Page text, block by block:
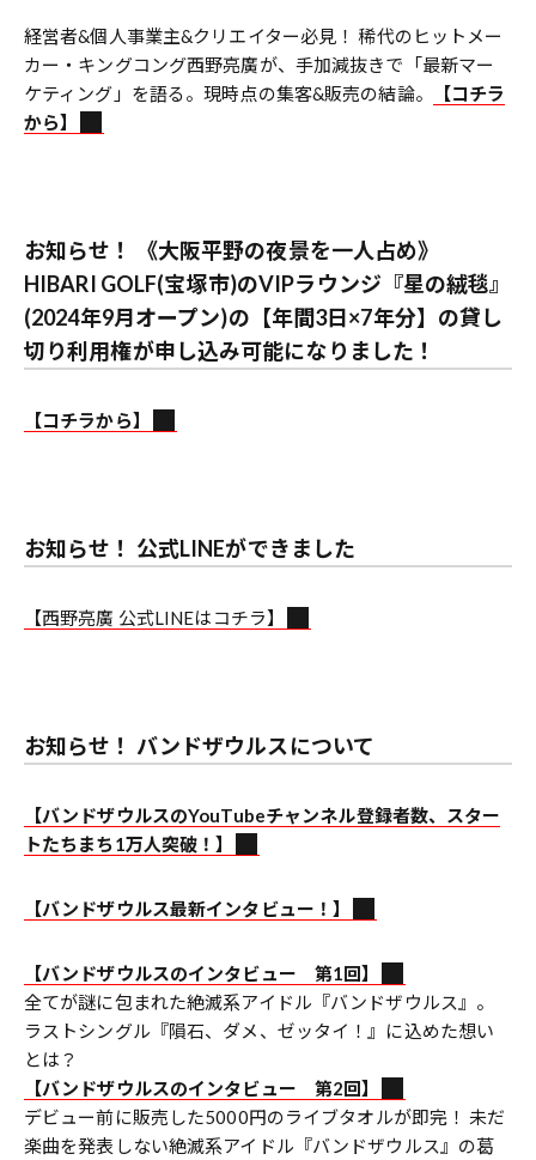
経営者&個人事業主&クリエイター必見！ 稀代のヒットメー
カー・キングコング西野亮廣が、手加減抜きで「最新マー
ケティング」を語る。現時点の集客&販売の結論。
【コチラ
から】
お知らせ！ 《大阪平野の夜景を一人占め》
HIBARI GOLF(宝塚市)のVIPラウンジ『星の絨毯』
(2024年9月オープン)の【年間3日×7年分】の貸し
切り利用権が申し込み可能になりました！
【コチラから】
お知らせ！ 公式LINEができました
【西野亮廣 公式LINEはコチラ】
お知らせ！ バンドザウルスについて
【バンドザウルスのYouTubeチャンネル登録者数、スター
トたちまち1万人突破！】
【バンドザウルス最新インタビュー！】
【バンドザウルスのインタビュー 第1回】
全てが謎に包まれた絶滅系アイドル『バンドザウルス』。
ラストシングル『隕石、ダメ、ゼッタイ！』に込めた想い
とは？
【バンドザウルスのインタビュー 第2回】
デビュー前に販売した5000円のライブタオルが即完！ 未だ
楽曲を発表しない絶滅系アイドル『バンドザウルス』の葛